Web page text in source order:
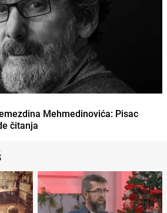
Mehmedinovića: Pisac
čitanja